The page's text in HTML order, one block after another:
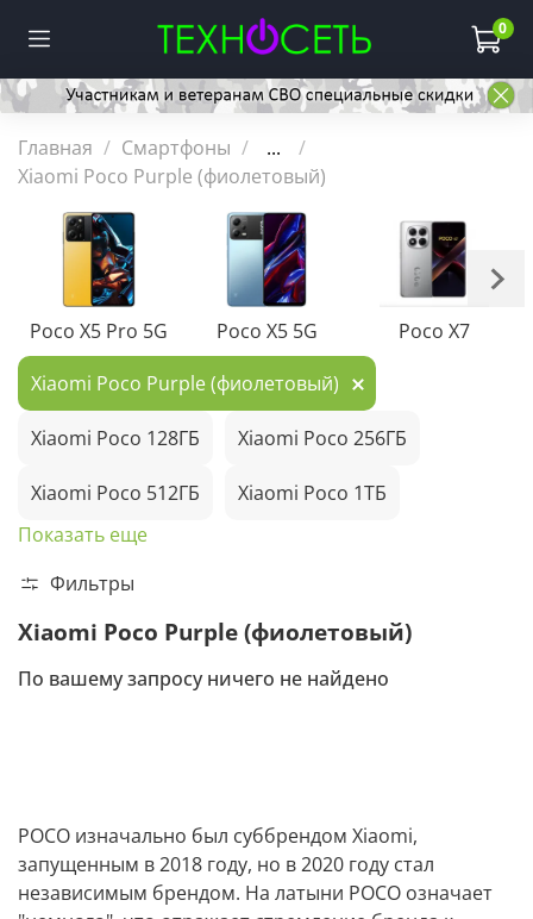
0
Главная Смартфоны
...
Xiaomi Poco Purple (фиолетовый)
Poco X5 Pro 5G Poco X5 5G
Poco X7
Xiaomi Poco Purple (фиолетовый)
Xiaomi Poco 128ГБ Xiaomi Poco 256ГБ
Xiaomi Poco 512ГБ
Xiaomi Poco 1ТБ
Показать еще
Фильтры
Xiaomi Poco Purple (фиолетовый)
По вашему запросу ничего не найдено
POCO изначально был суббрендом Xiaomi,
запущенным в 2018 году, но в 2020 году стал
независимым брендом. На латыни POCO означает